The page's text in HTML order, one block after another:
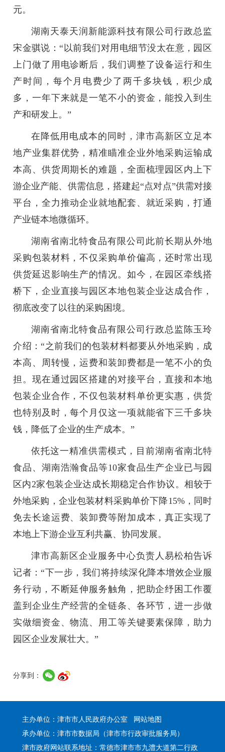
元。
湖南天泰天润新能源科技有限公司行政总监
宋金骐说：“以前我们对用电细节没太在意，园区
上门做了用电诊断后，我们调整了设备运行和生
产时间，每个月电费少了两千多块钱，积少成
多，一年下来就是一笔不小的资金，能投入到生
产和研发上。”
在降低用电成本的同时，津市高新区立足本
地产业集群优势，精准瞄准企业外地采购运输成
本高、供货周期长的难题，全面梳理园区内上下
游企业产能、供需信息，搭建起“点对点”供需对接
平台，全力推动企业就地配套、就近采购，打通
产业链本地微循环。
湖南省南北特食品有限公司此前长期从外地
采购包装材料，不仅采购单价偏高，还时常出现
供货延迟影响生产的情况。如今，在园区牵线搭
桥下，企业直接与园区本地包装企业达成合作，
彻底改变了以往的采购困境。
湖南省南北特食品有限公司行政总监陈玉玲
介绍：“之前我们的包装材料都要从外地采购，成
本高、周转慢，运费和装卸费都是一笔不小的负
担。现在通过园区搭建的对接平台，直接和本地
包装企业合作，不仅包装材料单价更实惠，供货
也特别及时，每个月仅这一项就能省下三千多块
钱，降低了企业的生产成本。”
依托这一精准供需模式，目前湖南省南北特
食品、湖南浩瀚食品等10家食品生产企业已与园
区内2家包装企业达成长期稳定合作协议。相较于
外地采购，企业包装材料采购单价下降15%，同时
免去长途运费、装卸费等附加成本，真正实现了
本地上下游企业互利共赢、协同发展。
津市高新区企业服务中心负责人易松柏告诉
记者：“下一步，我们将持续深化降本增效企业服
务行动，不断延伸服务触角，把助企纾困工作覆
盖到企业生产经营的全链条、各环节，进一步做
实做细资金、物流、用工等关键要素保障，助力
园区企业发展壮大。”
分享到：
主办单位：津市市人民政府办公室 网站地图
承办单位：津市市数据局（津市市行政审批服务局）
津市政府网站联系地址：常德市津市市九澧大道第二行政